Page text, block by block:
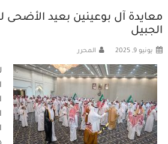
الجبيل
يونيو 9, 2025 المحرر